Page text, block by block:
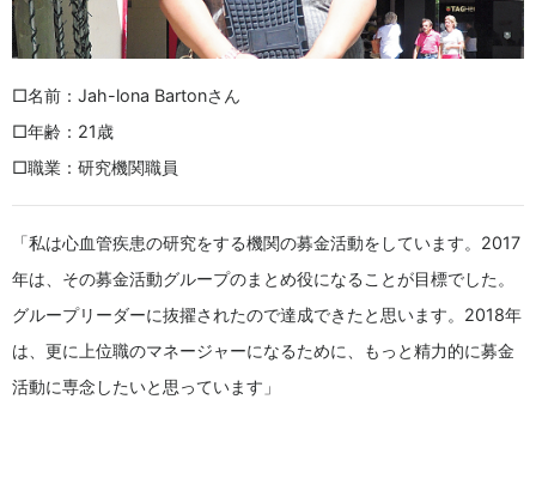
□名前：Jah-lona Bartonさん
□年齢：21歳
□職業：研究機関職員
「私は心血管疾患の研究をする機関の募金活動をしています。2017
年は、その募金活動グループのまとめ役になることが目標でした。
グループリーダーに抜擢されたので達成できたと思います。2018年
は、更に上位職のマネージャーになるために、もっと精力的に募金
活動に専念したいと思っています」